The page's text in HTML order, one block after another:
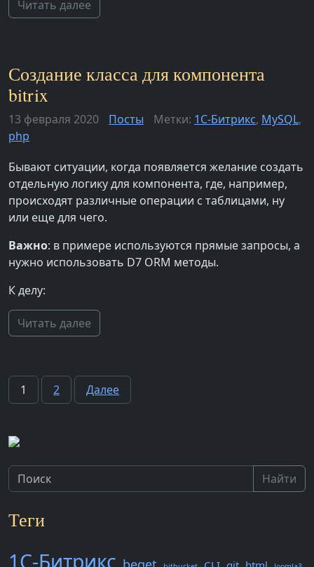
Читать далее
Создание класса для компонента
bitrix
13 февраля 2020 Посты Метки: 1С-Битрикс, MySQL,
php
Бывают ситуации, когда появляется желание создать
отдельную логику для компонента, где, например,
происходят различные операции с таблицами, ну
или еще для чего.
Важно: в примере используются прямые запросы, а
нужно использовать D7 ORM методы.
К делу:
Читать далее
Пагинация
1 2 Далее
Найти
Теги
1С-Битрикс